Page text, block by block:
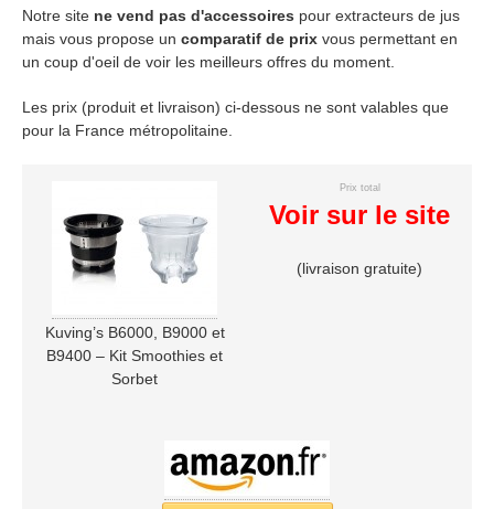
Notre site ne vend pas d'accessoires pour extracteurs de jus
mais vous propose un comparatif de prix vous permettant en
un coup d'oeil de voir les meilleurs offres du moment.
Les prix (produit et livraison) ci-dessous ne sont valables que
pour la France métropolitaine.
Kuving’s B6000, B9000 et
B9400 – Kit Smoothies et
Sorbet
Prix total
Voir sur le site
(livraison gratuite)